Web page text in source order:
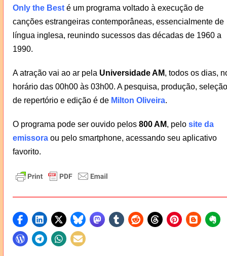
Only the Besté um programa voltado à execução de
canções estrangeiras contemporâneas, essencialmente de
língua inglesa, reunindo sucessos das décadas de 1960 a
1990.
A atração vai ao ar pela Universidade AM, todos os dias,
horário das 00h00 às 03h00. A pesquisa, produção, seleção
de repertório e edição é de Milton Oliveira.
O programa pode ser ouvido pelos 800 AM, pelo site da
emissoraou pelo smartphone, acessando seu aplicativo
favorito.